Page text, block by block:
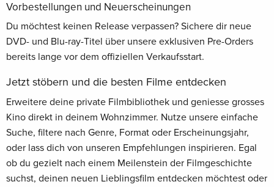
Vorbestellungen und Neuerscheinungen
Du möchtest keinen Release verpassen? Sichere dir neue
DVD- und Blu-ray-Titel über unsere exklusiven Pre-Orders
bereits lange vor dem offiziellen Verkaufsstart.
Jetzt stöbern und die besten Filme entdecken
Erweitere deine private Filmbibliothek und geniesse grosses
Kino direkt in deinem Wohnzimmer. Nutze unsere einfache
Suche, filtere nach Genre, Format oder Erscheinungsjahr,
oder lass dich von unseren Empfehlungen inspirieren. Egal
ob du gezielt nach einem Meilenstein der Filmgeschichte
suchst, deinen neuen Lieblingsfilm entdecken möchtest oder